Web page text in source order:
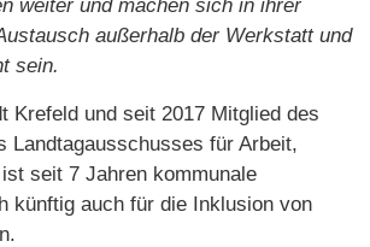
weiter und machen sich in ihrer
außerhalb der Werkstatt und
sein.
Krefeld und seit 2017 Mitglied des
Landtagausschusses für Arbeit,
seit 7 Jahren kommunale
künftig auch für die Inklusion von